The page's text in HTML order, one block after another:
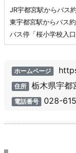
JR宇都宮駅からバス
東宇都宮駅からバス
バス停「桜小学校入
ホームページ
住所 栃木県宇都
電話番号 028-